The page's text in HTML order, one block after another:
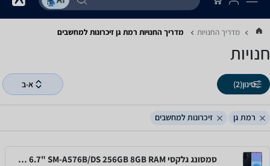
מדריך החנויות מדריך החנויות ‏רמת גן ‏זיכרונות למחשבים
חנויות
סינון(2) א-ב
רמת גן זיכרונות למחשבים
סמסונג גלקסי Samsung Galaxy A57 5G 6.7" SM-A576B/DS 256GB 8GB RAM